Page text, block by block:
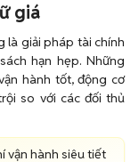
giá
là giải pháp tài chính
hạn hẹp. Những
hành tốt, động cơ
so với các đối thủ
vận hành siêu tiết